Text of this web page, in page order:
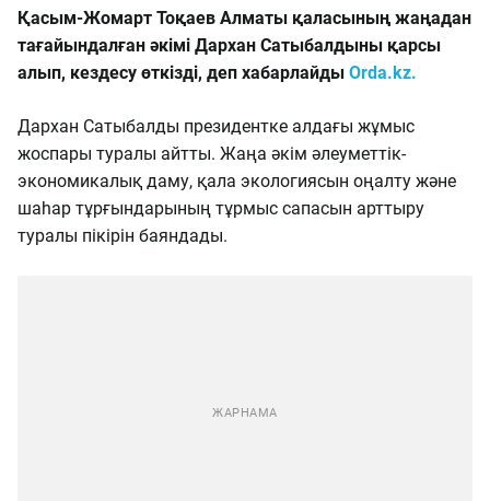
Қасым-Жомарт Тоқаев Алматы қаласының жаңадан
тағайындалған әкімі Дархан Сатыбалдыны қарсы
алып, кездесу өткізді, деп хабарлайды Orda.kz.
Дархан Сатыбалды президентке алдағы жұмыс
жоспары туралы айтты. Жаңа әкім әлеуметтік-
экономикалық даму, қала экологиясын оңалту және
шаһар тұрғындарының тұрмыс сапасын арттыру
туралы пікірін баяндады.